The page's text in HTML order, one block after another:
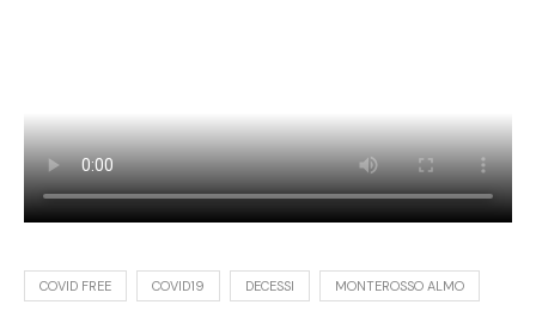
COVID FREE COVID19 DECESSI MONTEROSSO ALMO